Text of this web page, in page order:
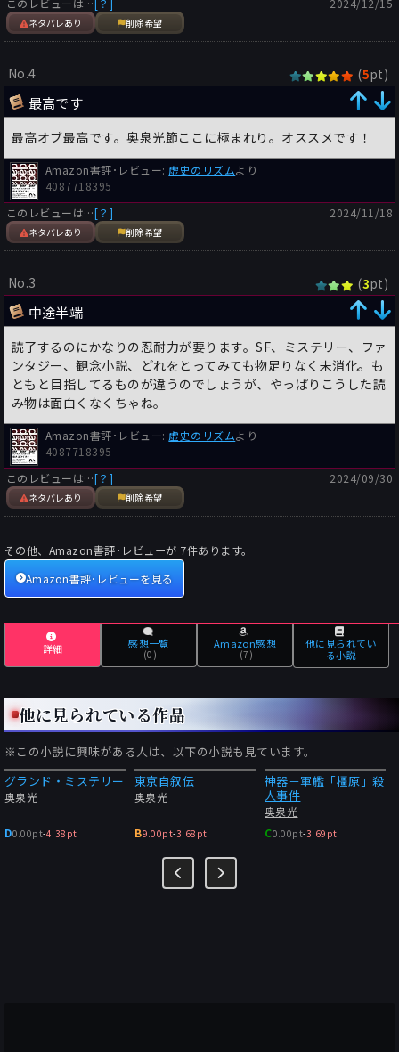
このレビューは…[？]
ネタバレあり 削除希望
2024/12/15
No.4 (5pt)
最高です
最高オブ最高です。奥泉光節ここに極まれり。オススメです！
Amazon書評･レビュー: 虚史のリズムより
4087718395
このレビューは…[？]
ネタバレあり 削除希望
2024/11/18
No.3 (3pt)
中途半端
読了するのにかなりの忍耐力が要ります。SF、ミステリー、ファ
ンタジー、観念小説、どれをとってみても物足りなく未消化。も
ともと目指してるものが違うのでしょうが、やっぱりこうした読
み物は面白くなくちゃね。
Amazon書評･レビュー: 虚史のリズムより
4087718395
このレビューは…[？]
ネタバレあり 削除希望
2024/09/30
その他、Amazon書評･レビューが 7件あります。
Amazon書評･レビューを見る
詳細 感想一覧
(0)
Amazon感想
(7)
他に見られてい
る小説
他に見られている作品
※この小説に興味がある人は、以下の小説も見ています。
グランド・ミステリー
奥泉光
D0.00pt-4.38pt
東京自叙伝
奥泉光
B9.00pt-3.68pt
神器－軍艦「橿原」殺
人事件
奥泉光
C0.00pt-3.69pt